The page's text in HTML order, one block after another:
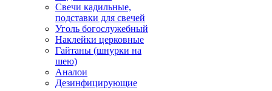
Свечи кадильные,
подставки для свечей
Уголь богослужебный
Наклейки церковные
Гайтаны (шнурки на
шею)
Аналои
Дезинфицирующие